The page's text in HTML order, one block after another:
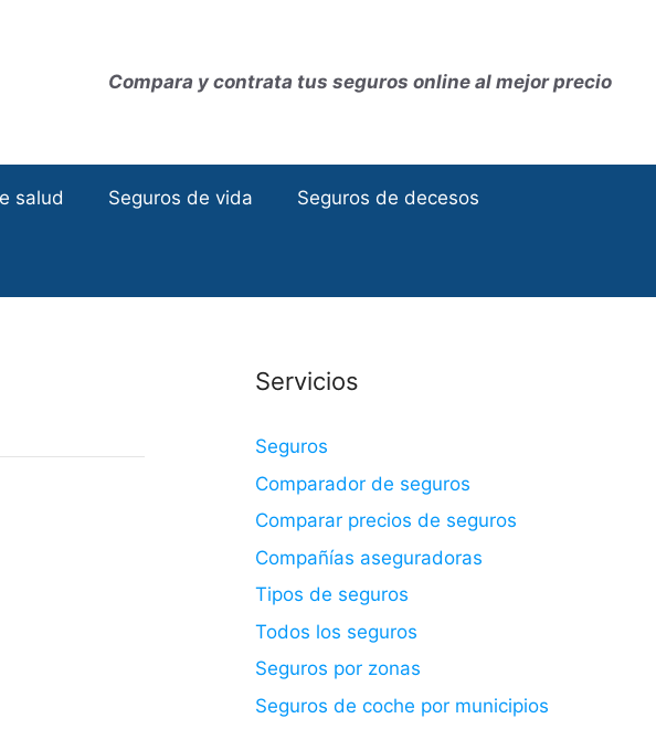
Compara y contrata tus seguros online al mejor precio
salud Seguros de vida Seguros de decesos
Servicios
Seguros
Comparador de seguros
Comparar precios de seguros
Compañías aseguradoras
Tipos de seguros
Todos los seguros
Seguros por zonas
Seguros de coche por municipios